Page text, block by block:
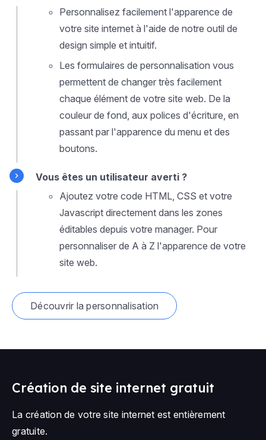
Personnalisez facilement l'apparence de
votre site internet à l'aide de notre outil de
design simple et intuitif.
Les formulaires de personnalisation vous
permettent de changer très facilement
chaque élément de votre site web. De la
couleur de fond, aux polices d'écriture, en
passant par l'apparence du menu et des
boutons.
Vous êtes un utilisateur averti ?
Ajoutez votre code HTML, CSS et votre
Javascript directement dans les zones
éditables depuis votre manager. Pour
personnaliser de A à Z l'apparence de votre
site web.
Découvrir la personnalisation
Création de site internet gratuit
La création de votre site internet est entièrement
gratuite.